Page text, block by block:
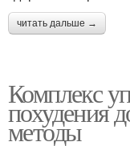
читать дальше →
Комплекс
похудения
методы